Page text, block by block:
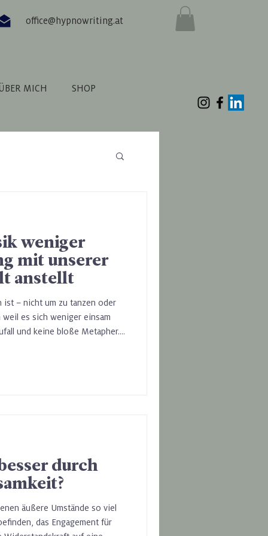
office@hypnowriting.at
MICH SHOP
weniger
mit unserer
anstellt
ist – nicht um zu tanzen oder
es sich weniger einsam
und keine bloße Metapher.
durch
äußere Umstände so viel
das Engagement für